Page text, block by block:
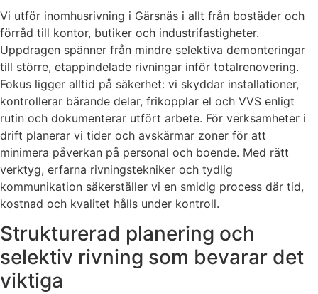
Vi utför inomhusrivning i Gärsnäs i allt från bostäder och
förråd till kontor, butiker och industrifastigheter.
Uppdragen spänner från mindre selektiva demonteringar
till större, etappindelade rivningar inför totalrenovering.
Fokus ligger alltid på säkerhet: vi skyddar installationer,
kontrollerar bärande delar, frikopplar el och VVS enligt
rutin och dokumenterar utfört arbete. För verksamheter i
drift planerar vi tider och avskärmar zoner för att
minimera påverkan på personal och boende. Med rätt
verktyg, erfarna rivningstekniker och tydlig
kommunikation säkerställer vi en smidig process där tid,
kostnad och kvalitet hålls under kontroll.
Strukturerad planering och
selektiv rivning som bevarar det
viktiga